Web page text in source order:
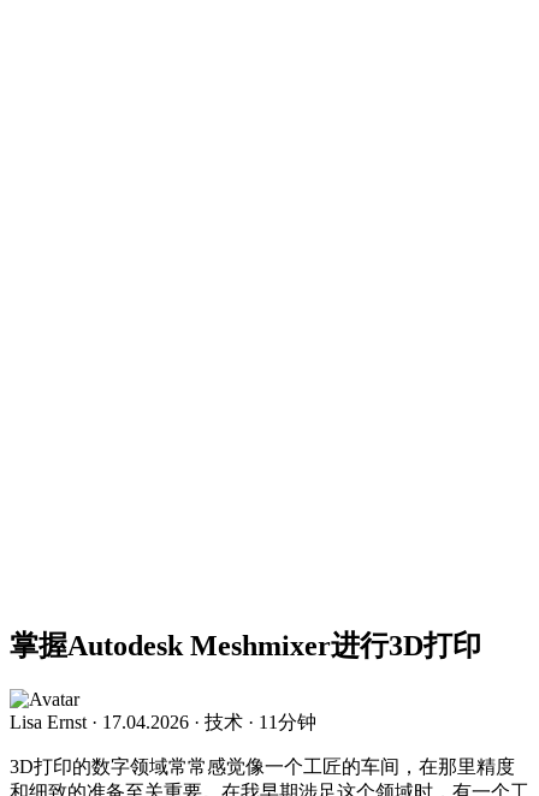
掌握Autodesk Meshmixer进行3D打印
Lisa Ernst · 17.04.2026 · 技术 · 11分钟
3D打印的数字领域常常感觉像一个工匠的车间，在那里精度
和细致的准备至关重要。在我早期涉足这个领域时，有一个工